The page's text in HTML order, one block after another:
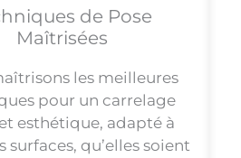
de Pose
Maîtrisées
les meilleures
pour un carrelage
esthétique, adapté à
surfaces, qu’elles soient